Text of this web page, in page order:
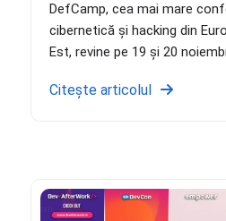
DefCamp, cea mai mare
cibernetică și hacking din
Est, revine pe 19 și 20
Citește articolul